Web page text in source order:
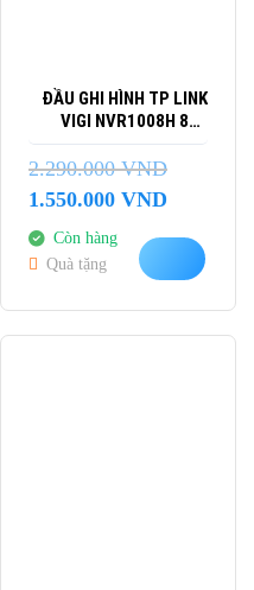
ĐẦU GHI HÌNH TP LINK
VIGI NVR1008H 8
KÊNH
2.290.000VND
Giá
là:
2.290.000 VND.
1.550.000 VNDGiá
Còn hàng
Quà tặng